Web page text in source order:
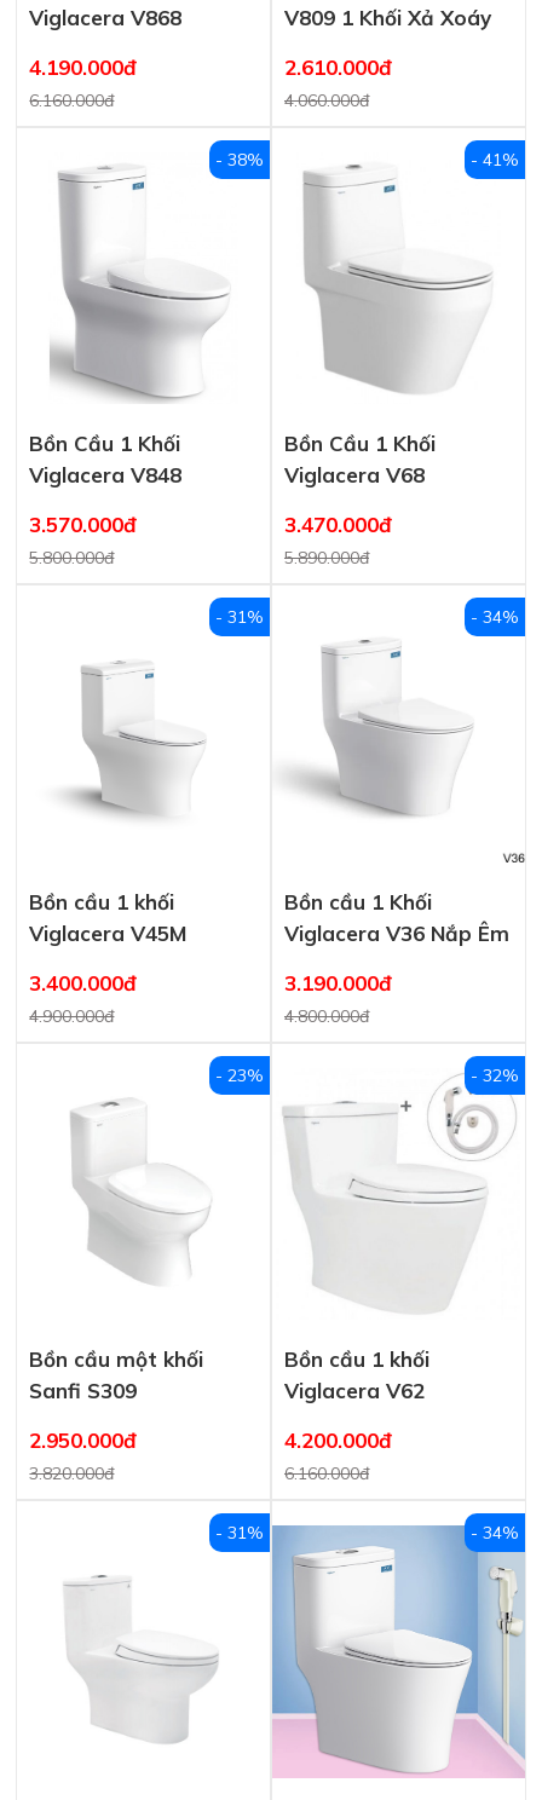
Viglacera V868
4.190.000đ
6.160.000đ
V809 1 Khối Xả Xoáy
2.610.000đ
4.060.000đ
Bồn Cầu 1 Khối
Viglacera V848
3.570.000đ
5.800.000đ
- 38%
Bồn Cầu 1 Khối
Viglacera V68
3.470.000đ
5.890.000đ
- 41%
Bồn cầu 1 khối
Viglacera V45M
3.400.000đ
4.900.000đ
- 31%
Bồn cầu 1 Khối
Viglacera V36 Nắp Êm
3.190.000đ
4.800.000đ
- 34%
Bồn cầu một khối
Sanfi S309
2.950.000đ
3.820.000đ
- 23%
Bồn cầu 1 khối
Viglacera V62
4.200.000đ
6.160.000đ
- 32%
- 31% - 34%